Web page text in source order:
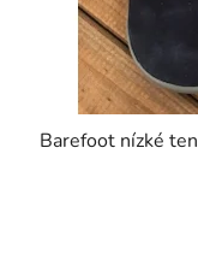
Barefoot nízké